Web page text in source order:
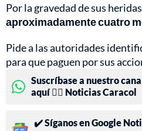
Por la gravedad de sus
aproximadamente cuatro
Pide a las autoridades
para que paguen por sus
Suscríbase a nuestro
aquí 👉🏻 Noticias Caracol
✔️ Síganos en Google